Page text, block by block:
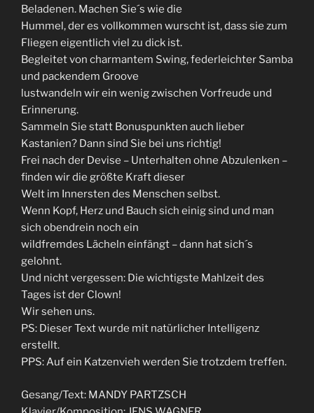
Beladenen. Machen Sie´s wie die
Hummel, der es vollkommen wurscht ist, dass sie zum
Fliegen eigentlich viel zu dick ist.
Begleitet von charmantem Swing, federleichter Samba
und packendem Groove
lustwandeln wir ein wenig zwischen Vorfreude und
Erinnerung.
Sammeln Sie statt Bonuspunkten auch lieber
Kastanien? Dann sind Sie bei uns richtig!
Frei nach der Devise – Unterhalten ohne Abzulenken –
finden wir die größte Kraft dieser
Welt im Innersten des Menschen selbst.
Wenn Kopf, Herz und Bauch sich einig sind und man
sich obendrein noch ein
wildfremdes Lächeln einfängt – dann hat sich´s
gelohnt.
Und nicht vergessen: Die wichtigste Mahlzeit des
Tages ist der Clown!
Wir sehen uns.
PS: Dieser Text wurde mit natürlicher Intelligenz
erstellt.
PPS: Auf ein Katzenvieh werden Sie trotzdem treffen.
Gesang/Text: MANDY PARTZSCH